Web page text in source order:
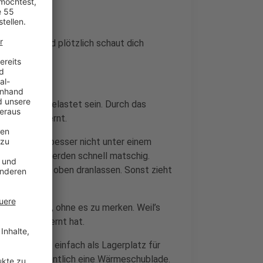
Reis – und plötzlich schaut dich
belastet sein. Durch das
was gelernt.
solltet ihr besser nicht unter einem
und werden schnell matschig.
Kelch oben dranlassen. Sonst zieht
macht, ohne es zu merken. Weil’s
anders gelernt hat.
nutzen sie einfach als Lagerplatz für
eigentlich eine Wärmeschublade.